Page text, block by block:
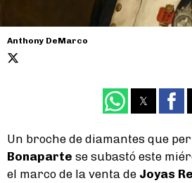
Anthony DeMarco
Un broche de diamantes que
Bonaparte se subastó este
el marco de la venta de Joyas